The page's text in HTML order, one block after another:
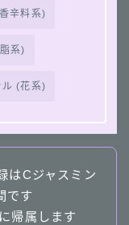
辛料系)
系)
ル (花系)
はCジャスミン
です
帰属します